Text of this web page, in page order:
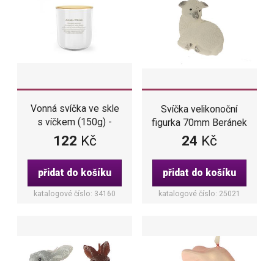
Vonná svíčka ve skle
s víčkem (150g) -
Angel Wings
122 Kč
přidat do košíku
katalogové číslo: 34160
Svíčka velikonoční
figurka 70mm Beránek
24 Kč
přidat do košíku
katalogové číslo: 25021